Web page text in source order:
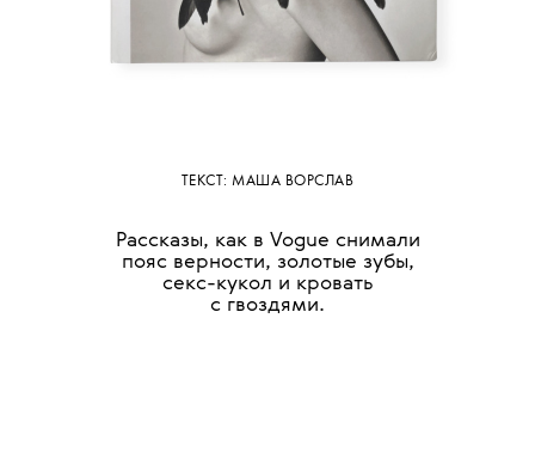
ТЕКСТ: МАША ВОРСЛАВ
Рассказы, как в Vogue снимали
пояс верности, золотые зубы,
секс-кукол и кровать
с гвоздями.